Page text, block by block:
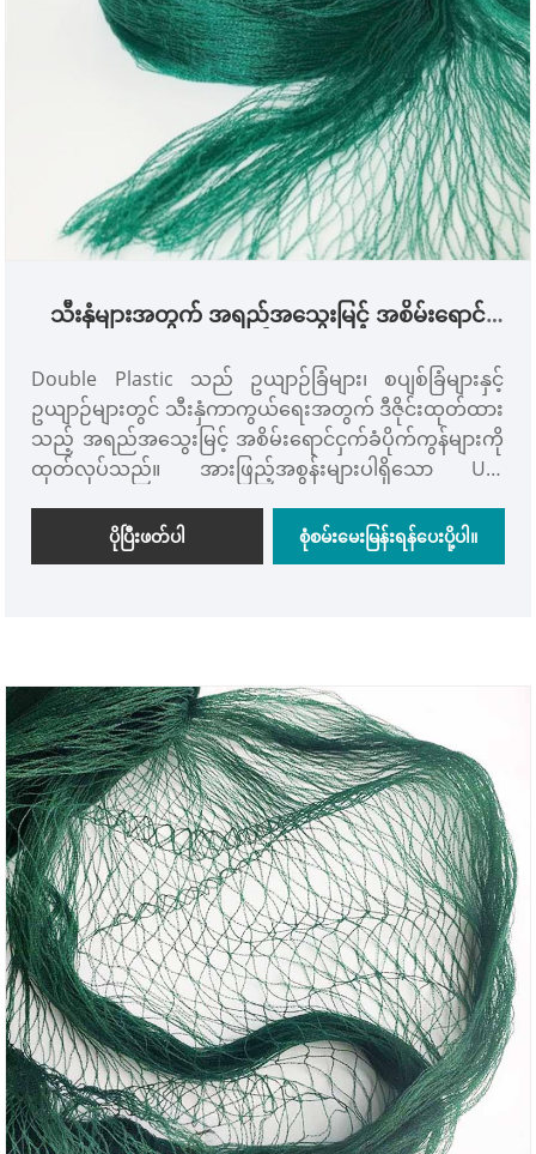
သီးနှံများအတွက် အရည်အသွေးမြင့် အစိမ်းရောင်
Double Plastic သည် ဥယျာဉ်ခြံများ၊ စပျစ်ခြံများနှင့်
ဥယျာဉ်များတွင် သီးနှံကာကွယ်ရေးအတွက် ဒီဇိုင်းထုတ်ထား
သည့် အရည်အသွေးမြင့် အစိမ်းရောင်ငှက်ခံပိုက်ကွန်များကို
ထုတ်လုပ်သည်။ အားဖြည့်အစွန်းများပါရှိသော UV-
အရည်အသွေးမြင့် အစိမ်းရောင်ငှက်-ခံပိုက်ကွန်သည်
တာရှည်ခံပြီး အလင်း/လေ၀င်လေထွက်ကို ခွင့်ပြုပါသည်။
ထင်ရှားသော စတော့ခ်များနှင့် စိုက်ပျိုးရေးတင်ပို့သူများမှ
သက်သေပြထားသော အသုံးပြုမှုဖြင့် ကျွန်ုပ်တို့သည်
ယုံကြည်စိတ်ချရသော၊ ကုန်ကျစရိတ်သက်သာသော ဖြေ
ရှင်းနည်းများကို အမြန်ပေးပို့ခြင်းဖြင့် ကျွန်ုပ်တို့ ပေးဆောင်
ပါသည်။
ပိုပြီးဖတ်ပါ စုံစမ်းမေးမြန်းရန်ပေးပို့ပါ။